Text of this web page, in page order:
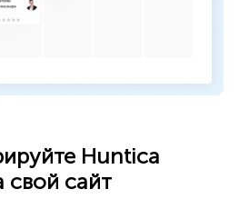
Huntica
свой сайт